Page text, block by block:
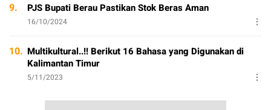
9. PJS Bupati Berau Pastikan Stok Beras Aman
16/10/2024
10. Multikultural..!! Berikut 16 Bahasa yang Digunakan di
Kalimantan Timur
5/11/2023